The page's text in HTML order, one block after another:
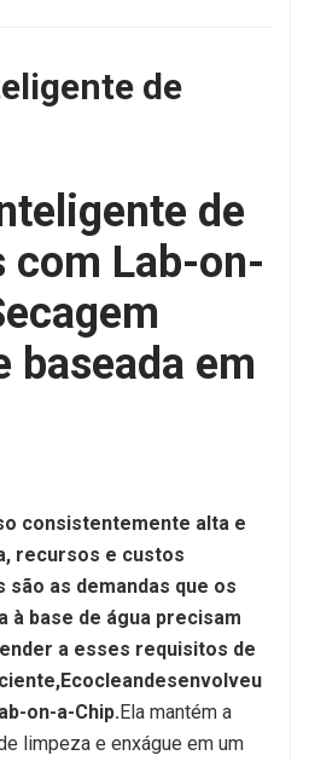
de
de
com Lab-on-
baseada em
consistentemente alta e
recursos e custos
as demandas que os
à base de água precisam
a esses requisitos de
Ecocleandesenvolveu
on-a-Chip.Ela mantém a
limpeza e enxágue em um